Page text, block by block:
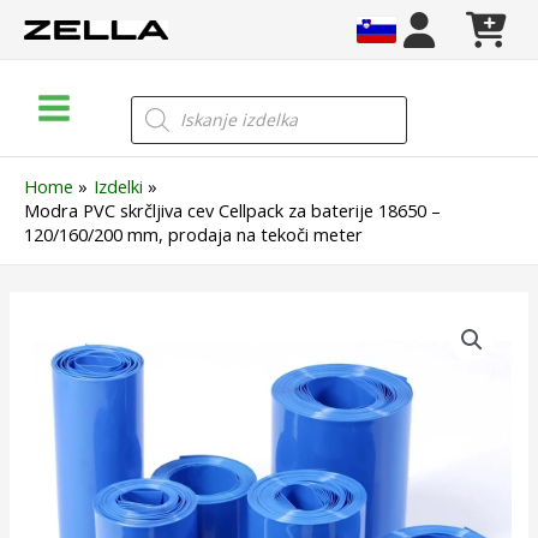
Menu
Products
search
Home
Izdelki
Modra PVC skrčljiva cev Cellpack za baterije 18650 –
120/160/200 mm, prodaja na tekoči meter
skrčljiva
Cellpack